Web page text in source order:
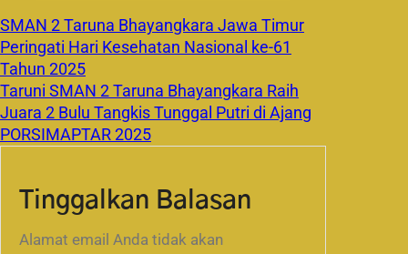
SMAN 2 Taruna Bhayangkara Jawa Timur
Peringati Hari Kesehatan Nasional ke-61
Tahun 2025
Taruni SMAN 2 Taruna Bhayangkara Raih
Juara 2 Bulu Tangkis Tunggal Putri di Ajang
PORSIMAPTAR 2025
Tinggalkan Balasan
Alamat email Anda tidak akan